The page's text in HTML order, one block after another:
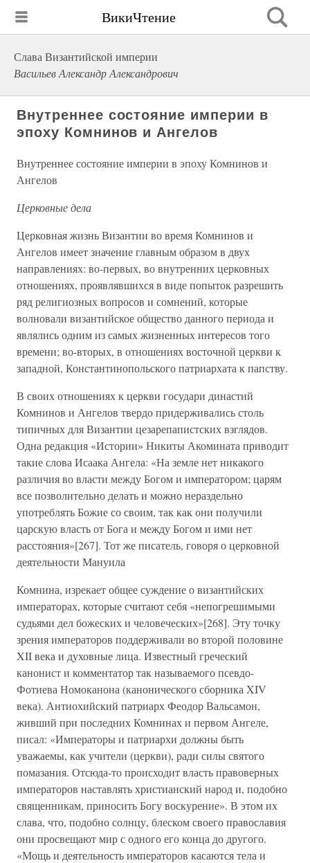
ВикиЧтение
Слава Византийской империи
Васильев Александр Александрович
Внутреннее состояние империи в
эпоху Комнинов и Ангелов
Внутреннее состояние империи в эпоху Комнинов и
Ангелов
Церковные дела
Церковная жизнь Византии во время Комнинов и
Ангелов имеет значение главным образом в двух
направлениях: во-первых, во внутренних церковных
отношениях, проявлявшихся в виде попыток разрешить
ряд религиозных вопросов и сомнений, которые
волновали византийское общество данного периода и
являлись одним из самых жизненных интересов того
времени; во-вторых, в отношениях восточной церкви к
западной, Константинопольского патриархата к папству.
В своих отношениях к церкви государи династий
Комнинов и Ангелов твердо придерживались столь
типичных для Византии цезарепапистских взглядов.
Одна редакция «Истории» Никиты Акомината приводит
такие слова Исаака Ангела: «На земле нет никакого
различия во власти между Богом и императором; царям
все позволительно делать и можно нераздельно
употреблять Божие со своим, так как они получили
царскую власть от Бога и между Богом и ими нет
расстояния»[267]. Тот же писатель, говоря о церковной
деятельности Мануила
Комнина, изрекает общее суждение о византийских
императорах, которые считают себя «непогрешимыми
судьями дел божеских и человеческих»[268]. Эту точку
зрения императоров поддерживали во второй половине
XII века и духовные лица. Известный греческий
канонист и комментатор так называемого псевдо-
Фотиева Номоканона (канонического сборника XIV
века). Антиохийский патриарх Феодор Вальсамон,
живший при последних Комнинах и первом Ангеле,
писал: «Императоры и патриархи должны быть
уважаемы, как учители (церкви), ради силы святого
помазания. Отсюда-то происходит власть правоверных
императоров наставлять христианский народ и, подобно
священникам, приносить Богу воскурение». В этом их
слава, что, подобно солнцу, блеском своего православия
они просвещают мир с одного его конца до другого.
«Мощь и деятельность императоров касаются тела и